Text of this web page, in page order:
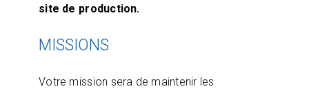
site de production.
MISSIONS
Votre mission sera de maintenir les